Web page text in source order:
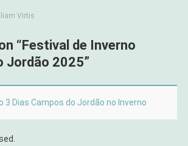
Virtis
“ Festival de Inverno
Jordão 2025”
3 Dias Campos do Jordão no Inverno